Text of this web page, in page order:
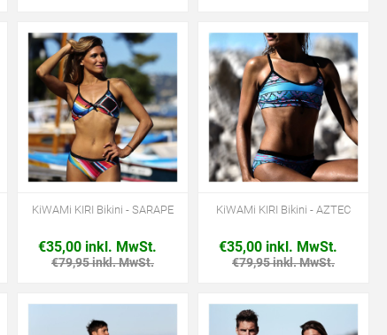
KiWAMi KIRI Bikini - SARAPE
€35,00 inkl. MwSt.
€79,95 inkl. MwSt.
KiWAMi KIRI Bikini - AZTEC
€35,00 inkl. MwSt.
€79,95 inkl. MwSt.